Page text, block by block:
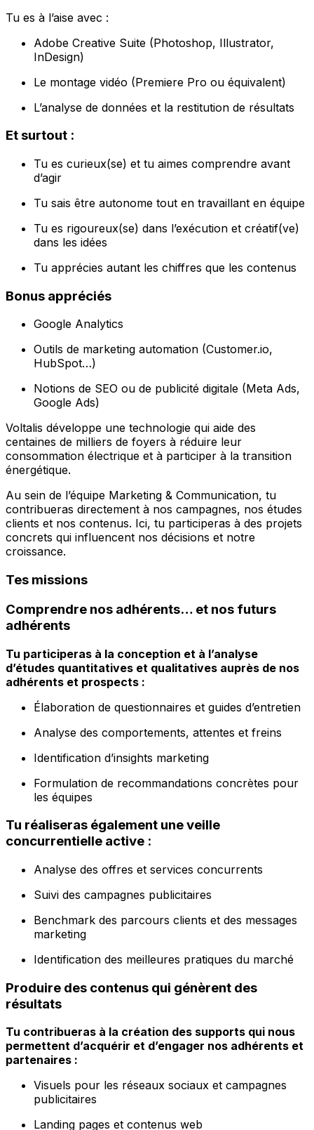
Tu es à l’aise avec :
Adobe Creative Suite (Photoshop, Illustrator,
InDesign)
Le montage vidéo (Premiere Pro ou équivalent)
L’analyse de données et la restitution de résultats
Et surtout :
Tu es curieux(se) et tu aimes comprendre avant
d’agir
Tu sais être autonome tout en travaillant en équipe
Tu es rigoureux(se) dans l’exécution et créatif(ve)
dans les idées
Tu apprécies autant les chiffres que les contenus
Bonus appréciés
Google Analytics
Outils de marketing automation (Customer.io,
HubSpot…)
Notions de SEO ou de publicité digitale (Meta Ads,
Google Ads)
Voltalis développe une technologie qui aide des
centaines de milliers de foyers à réduire leur
consommation électrique et à participer à la transition
énergétique.
Au sein de l’équipe Marketing & Communication, tu
contribueras directement à nos campagnes, nos études
clients et nos contenus. Ici, tu participeras à des projets
concrets qui influencent nos décisions et notre
croissance.
Tes missions
Comprendre nos adhérents… et nos futurs
adhérents
Tu participeras à la conception et à l’analyse
d’études quantitatives et qualitatives auprès de nos
adhérents et prospects :
Élaboration de questionnaires et guides d’entretien
Analyse des comportements, attentes et freins
Identification d’insights marketing
Formulation de recommandations concrètes pour
les équipes
Tu réaliseras également une veille
concurrentielle active :
Analyse des offres et services concurrents
Suivi des campagnes publicitaires
Benchmark des parcours clients et des messages
marketing
Identification des meilleures pratiques du marché
Produire des contenus qui génèrent des
résultats
Tu contribueras à la création des supports qui nous
permettent d’acquérir et d’engager nos adhérents et
partenaires :
Visuels pour les réseaux sociaux et campagnes
publicitaires
Landing pages et contenus web